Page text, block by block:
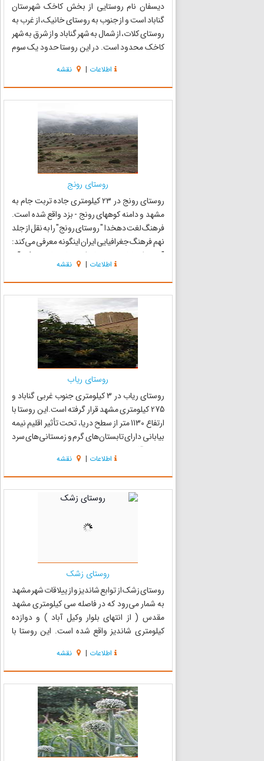
دیسفان نام روستایی از بخش کاخک شهرستان
گناباد است و از جنوب به روستای خانیک، از غرب به
روستای کلات، از شمال به شهر گناباد و از شرق به شهر
کاخک محدود است. در این روستا حدود یک سوم
سایر محصولات دانه‌ای اختصاص دارد و این محل
دارای پنج قنات اصلی...
اطلاعات | نقشه
روستای رونج
روستای رونج در ۲۳ کیلومتری جاده تربت جام به
مشهد و دامنه کوههای رونج - بزد واقع شده است.
فرهنگ لغت دهخدا " روستای رونج" را به نقل از جلد
نهم فرهنگ جغرافیایی ایران اینگونه معرفی می‌کند:
"دهی از بخش تربت جام شهرستان مشهد. سکنه آن
۱۶۱۷ تن. آب آن از قنات. محصولات آنجا غلات و پنبه.
صنا...
اطلاعات | نقشه
روستای ریاب
روستای ریاب در 3 کیلومتری جنوب غربی گناباد و
275 کیلومتری مشهد قرار گرفته است.این روستا با
ارتفاع 1130 متر از سطح دریا، تحت تأثیر اقلیم نیمه
بیابانی دارای تابستان‌های گرم و زمستانی‌های سرد
است . آثار تاریخی روستا مانند دو برج دیده‌بانی،
آب انبار، عمارت باغ گلشن ، قلعه‌های تاریخی و
آرام...
اطلاعات | نقشه
روستای زشک
روستای زشک از توابع شاندیز و از ییلاقات شهر مشهد
به شمار می‌رود که در فاصله سی کیلومتری مشهد
مقدس ( از انتهای بلوار وکیل آباد ) و دوازده
کیلومتری شاندیز واقع شده است. این روستا با
ییلاقی وگردشگری مشهد به محسوب می‌شود.
زشک در دره ای خو...
اطلاعات | نقشه